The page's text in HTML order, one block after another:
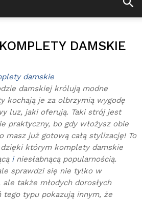
KOMPLETY DAMSKIE
damskie
damskiej królują modne
kochają je za olbrzymią wygodę
luz, jaki oferują. Taki strój jest
praktyczny, bo gdy włożysz obie
masz już gotową całą stylizację! To
którym komplety damskie
iniesłabnącą popularnością.
sprawdzi się nie tylko w
także młodych dorosłych
typu pokazują innym, że